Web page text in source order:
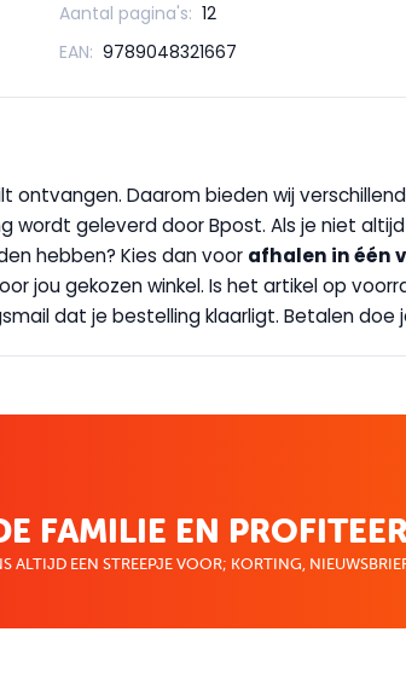
Aantal pagina's: 12
EAN: 9789048321667
ontvangen. Daarom bieden wij
geleverd door Bpost. Als je niet
hebben? Kies dan voor afhalen in één
jou gekozen winkel. Is het artikel op
dat je bestelling klaarligt. Betalen doe
FAMILIE EN
ALTIJD EEN STREEPJE VOOR; KORTING,